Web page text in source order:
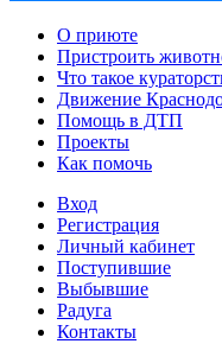
О приюте
Пристроить
Что такое
Движение
Помощь в ДТП
Проекты
Как помочь
Вход
Регистрация
Личный кабинет
Поступившие
Выбывшие
Радуга
Контакты